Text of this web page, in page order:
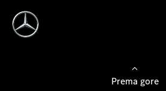
Prema gore